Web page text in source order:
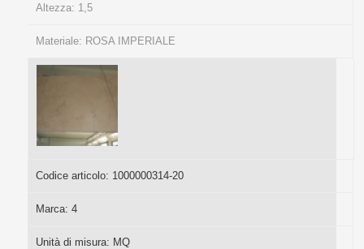
Altezza: 1,5
Materiale: ROSA IMPERIALE
Codice articolo: 1000000314-20
Marca: 4
Unità di misura: MQ